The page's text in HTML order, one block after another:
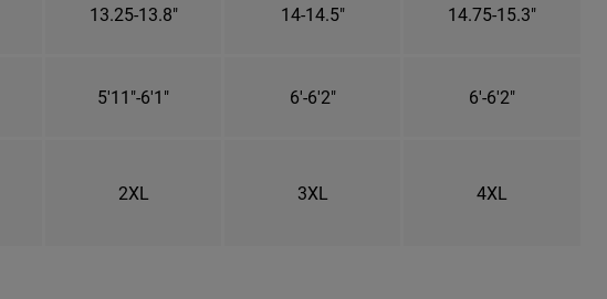
13.25-13.8" 14-14.5" 14.75-15.3"
5'11"-6'1" 6'-6'2" 6'-6'2"
2XL 3XL 4XL